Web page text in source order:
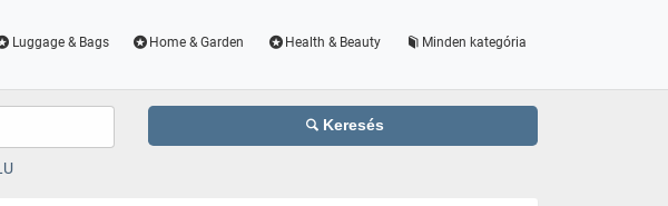
Luggage & Bags Home & Garden Health & Beauty Minden kategória
Keresés